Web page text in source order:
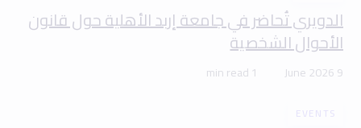
الدويري تُحاضر في جامعة إربد الأهلية حول قانون
الأحوال الشخصية
9 June 2026
1 min read
EVENTS